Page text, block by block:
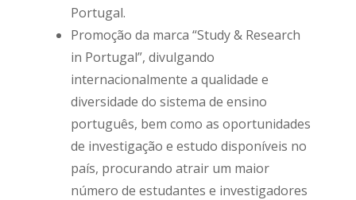
Portugal.
Promoção da marca “Study & Research
in Portugal”, divulgando
internacionalmente a qualidade e
diversidade do sistema de ensino
português, bem como as oportunidades
de investigação e estudo disponíveis no
país, procurando atrair um maior
número de estudantes e investigadores